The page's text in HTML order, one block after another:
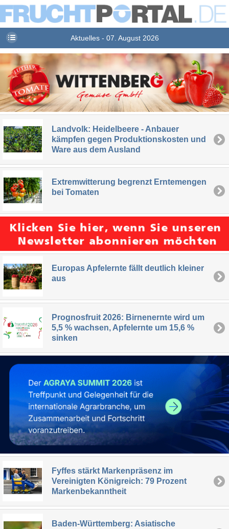
Aktuelles - 07. August 2026
Landvolk: Heidelbeere - Anbauer
kämpfen gegen Produktionskosten und
Ware aus dem Ausland
Extremwitterung begrenzt Erntemengen
bei Tomaten
Europas Apfelernte fällt deutlich kleiner
aus
Prognosfruit 2026: Birnenernte wird um
5,5 % wachsen, Apfelernte um 15,6 %
sinken
Fyffes stärkt Markenpräsenz im
Vereinigten Königreich: 79 Prozent
Markenbekanntheit
Baden-Württemberg: Asiatische